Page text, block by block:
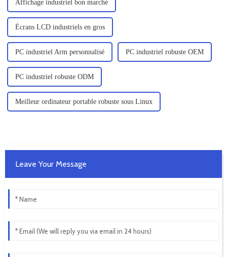
Affichage industriel bon marché
Écrans LCD industriels en gros
PC industriel Arm personnalisé PC industriel robuste OEM
PC industriel robuste ODM
Meilleur ordinateur portable robuste sous Linux
Leave Your Message